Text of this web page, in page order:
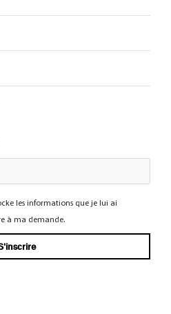
les informations que je lui ai
à ma demande.